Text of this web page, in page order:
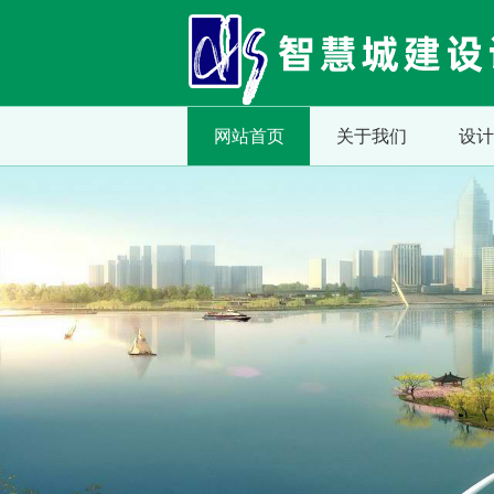
网站首页 关于我们 设